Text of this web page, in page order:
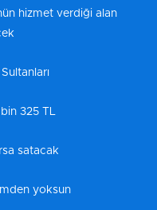
hizmet verdiği alan
bin 325 TL
satacak
yoksun